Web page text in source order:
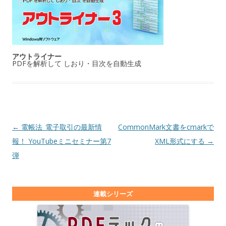
アウトライナー
PDFを解析して しおり・目次を自動生成
投稿ナビゲーション
← 電帳法_電子取引の最新情
報！ YouTubeミニセミナー第7
弾
CommonMark文書をcmarkで
XML形式にする →
連載シリーズ